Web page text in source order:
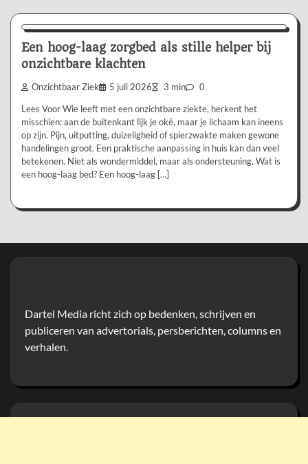
Aanbevolen
Een hoog-laag zorgbed als stille helper bij
onzichtbare klachten
Onzichtbaar Ziek 5 juli 2026 3 min 0
Lees Voor Wie leeft met een onzichtbare ziekte, herkent het
misschien: aan de buitenkant lijk je oké, maar je lichaam kan ineens
op zijn. Pijn, uitputting, duizeligheid of spierzwakte maken gewone
handelingen groot. Een praktische aanpassing in huis kan dan veel
betekenen. Niet als wondermiddel, maar als ondersteuning. Wat is
een hoog-laag bed? Een hoog-laag […]
Dartel Media richt zich op bedenken, schrijven en
publiceren van advertorials, persberichten, columns en
verhalen.